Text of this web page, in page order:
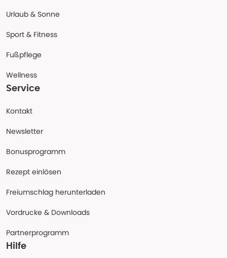
Urlaub & Sonne
Sport & Fitness
Fußpflege
Wellness
Service
Kontakt
Newsletter
Bonusprogramm
Rezept einlösen
Freiumschlag herunterladen
Vordrucke & Downloads
Partnerprogramm
Hilfe